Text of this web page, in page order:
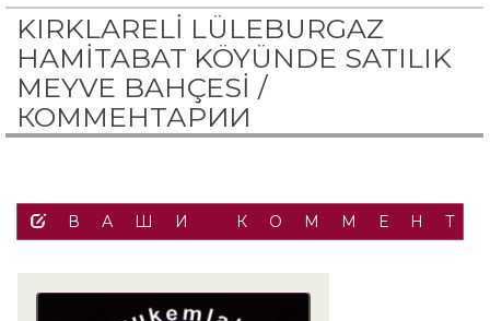
KIRKLARELİ LÜLEBURGAZ
HAMİTABAT KÖYÜNDE SATILIK
MEYVE BAHÇESİ /
КОММЕНТАРИИ
ВАШИ